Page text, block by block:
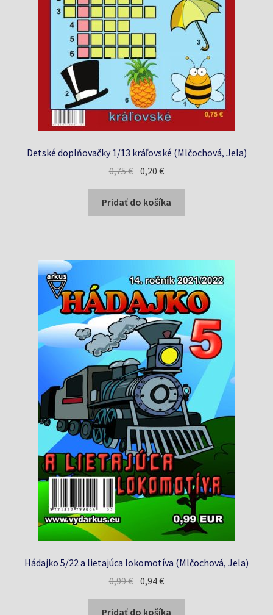
Detské doplňovačky 1/13 kráľovské (Mlčochová, Jela)
0,75€ Pôvodná
cena
bola:
0,75 €.
0,20€Aktuálna
cena
je:
0,20 €.
Pridať do košíka
Hádajko 5/22 a lietajúca lokomotíva (Mlčochová, Jela)
0,99€ Pôvodná
cena
bola:
0,94€Aktuálna
cena
je:
Pridať do košíka